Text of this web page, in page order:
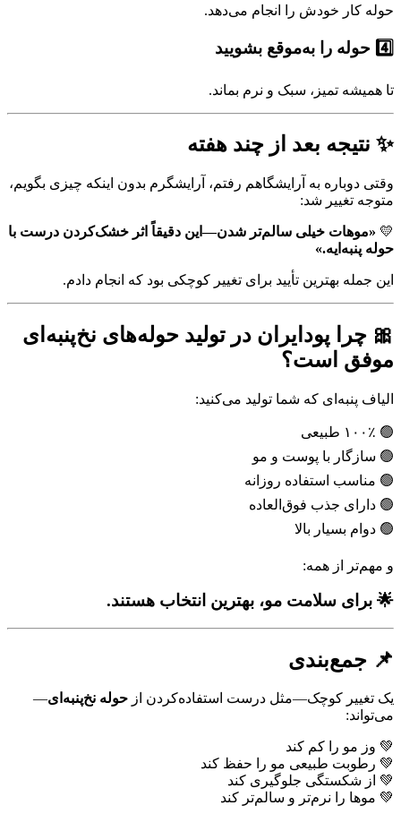
حوله کار خودش را انجام می‌دهد.
4️⃣ حوله را به‌موقع بشویید
تا همیشه تمیز، سبک و نرم بماند.
✨ نتیجه بعد از چند هفته
وقتی دوباره به آرایشگاهم رفتم، آرایشگرم بدون اینکه چیزی بگویم،
متوجه تغییر شد:
💛 «موهات خیلی سالم‌تر شدن—این دقیقاً اثر خشک‌کردن درست با
حوله پنبه‌ایه.»
این جمله بهترین تأیید برای تغییر کوچکی بود که انجام دادم.
🎀 چرا پودایران در تولید حوله‌های نخ‌پنبه‌ای
موفق است؟
الیاف پنبه‌ای که شما تولید می‌کنید:
🟢 ۱۰۰٪ طبیعی
🟢 سازگار با پوست و مو
🟢 مناسب استفاده روزانه
🟢 دارای جذب فوق‌العاده
🟢 دوام بسیار بالا
و مهم‌تر از همه:
🌟 برای سلامت مو، بهترین انتخاب هستند.
📌 جمع‌بندی
یک تغییر کوچک—مثل درست استفاده‌کردن از حوله نخ‌پنبه‌ای—
می‌تواند:
💚 وز مو را کم کند
💚 رطوبت طبیعی مو را حفظ کند
💚 از شکستگی جلوگیری کند
💚 موها را نرم‌تر و سالم‌تر کند